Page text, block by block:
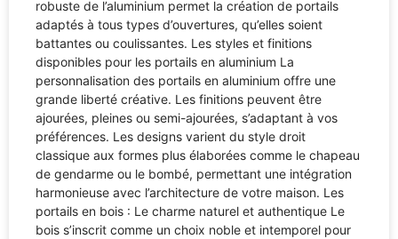
robuste de l’aluminium permet la création de portails
adaptés à tous types d’ouvertures, qu’elles soient
battantes ou coulissantes. Les styles et finitions
disponibles pour les portails en aluminium La
personnalisation des portails en aluminium offre une
grande liberté créative. Les finitions peuvent être
ajourées, pleines ou semi-ajourées, s’adaptant à vos
préférences. Les designs varient du style droit
classique aux formes plus élaborées comme le chapeau
de gendarme ou le bombé, permettant une intégration
harmonieuse avec l’architecture de votre maison. Les
portails en bois : Le charme naturel et authentique Le
bois s’inscrit comme un choix noble et intemporel pour